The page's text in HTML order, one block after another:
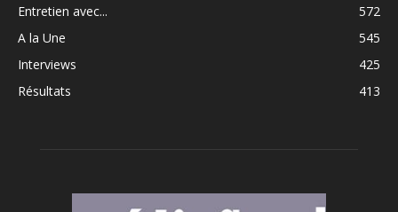
Entretien avec...
572
A la Une
545
Interviews
425
Résultats
413